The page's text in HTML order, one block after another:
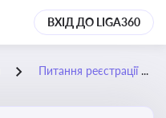
ВХІД ДО LIGA360
Питання реєстрації бізнесу